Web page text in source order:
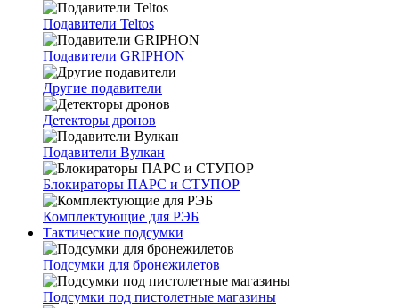
Подавители Teltos
Подавители GRIPHON
Другие подавители
Детекторы дронов
Подавители Вулкан
Блокираторы ПАРС и СТУПОР
Комплектующие для РЭБ
Тактические подсумки
Подсумки для бронежилетов
Подсумки под пистолетные магазины